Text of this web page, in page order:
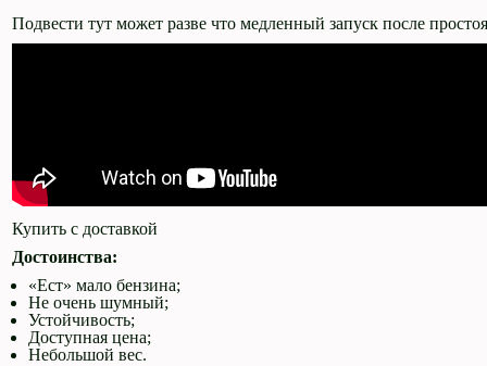
Подвести тут может разве что медленный запуск после
Купить с доставкой
Достоинства:
«Ест» мало бензина;
Не очень шумный;
Устойчивость;
Доступная цена;
Небольшой вес.